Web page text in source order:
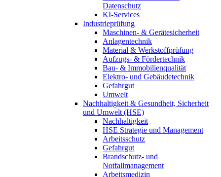
Datenschutz
KI-Services
Industrieprüfung
Maschinen- & Gerätesicherheit
Anlagentechnik
Material & Werkstoffprüfung
Aufzugs- & Fördertechnik
Bau- & Immobilienqualität
Elektro- und Gebäudetechnik
Gefahrgut
Umwelt
Nachhaltigkeit & Gesundheit, Sicherheit
und Umwelt (HSE)
Nachhaltigkeit
HSE Strategie und Management
Arbeitsschutz
Gefahrgut
Brandschutz- und
Notfallmanagement
Arbeitsmedizin